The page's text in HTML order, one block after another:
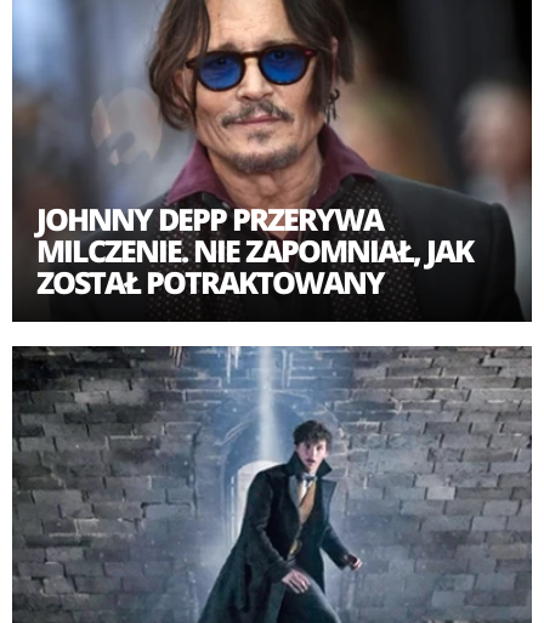
JOHNNY DEPP PRZERYWA
MILCZENIE. NIE ZAPOMNIAŁ, JAK
ZOSTAŁ POTRAKTOWANY